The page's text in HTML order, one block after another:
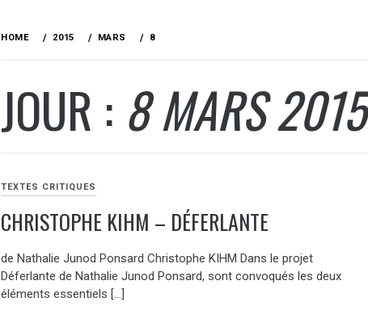
HOME 2015 MARS 8
JOUR : 8 MARS 2015
TEXTES CRITIQUES
CHRISTOPHE KIHM – DÉFERLANTE
de Nathalie Junod Ponsard Christophe KIHM Dans le projet
Déferlante de Nathalie Junod Ponsard, sont convoqués les deux
éléments essentiels […]